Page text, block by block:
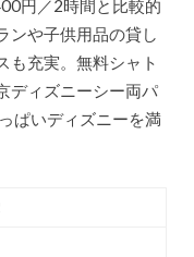
円／2時間と比較的
ンや子供用品の貸し
も充実。無料シャト
ディズニーシー両パ
ぱいディズニーを満